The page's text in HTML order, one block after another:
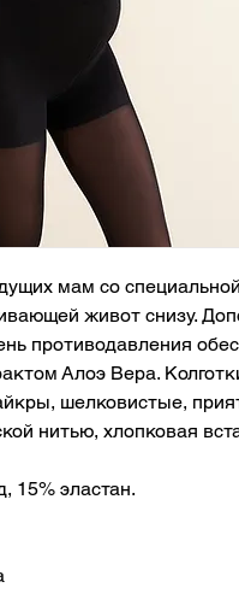
мам со
живот снизу.
противодавления
Алоэ Вера.
шелковистые,
нитью, хлопковая
15% эластан.